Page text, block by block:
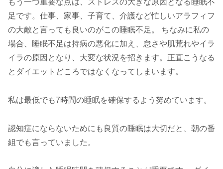
もう一つ重要な点は、ストレスの大きな原因となる睡眠不
足です。仕事、家事、子育て、介護など忙しいアラフィフ
の大敵と言っても良いのがこの睡眠不足。 ちなみに私の
場合、睡眠不足は持病の悪化に加え、怠さや肌荒れやイラ
イラの原因となり、大変な状況を招きます。正直こうなる
とダイエットどころではなくなってしまいます。
私は最低でも7時間の睡眠を確保するよう努めています。
認知症にならないためにも良質の睡眠は大切だと、朝の番
組でも言っていました。